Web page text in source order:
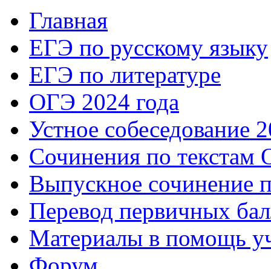
Главная
ЕГЭ по русскому языку
ЕГЭ по литературе
ОГЭ 2024 года
Устное собеседование
Сочинения по текстам
Выпускное сочинение
Перевод первичных
Материалы в помощь